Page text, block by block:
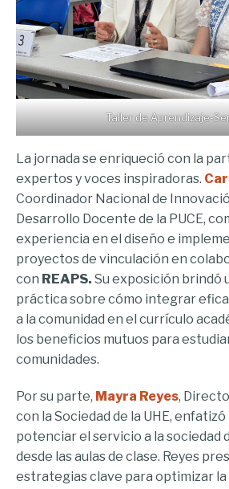
Taller de Aprendizaje-
La jornada se enriqueció con la
expertos y voces inspiradoras.
Coordinador Nacional de
Desarrollo Docente de la PUCE,
experiencia en el diseño e
proyectos de vinculación en
con REAPS. Su exposición brindó
práctica sobre cómo integrar
a la comunidad en el currículo
los beneficios mutuos para
comunidades.
Por su parte, Mayra Reyes,
con la Sociedad de la UHE,
potenciar el servicio a la sociedad
desde las aulas de clase. Reyes
estrategias clave para optimizar